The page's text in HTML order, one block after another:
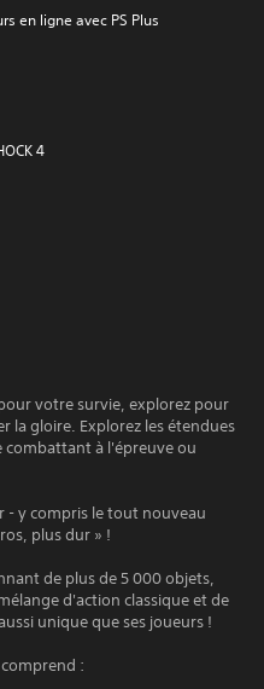
en ligne avec PS Plus
4
votre survie, explorez pour
la gloire. Explorez les étendues
à l'épreuve ou
- y compris le tout nouveau
plus dur » !
de plus de 5 000 objets,
d'action classique et de
unique que ses joueurs !
: